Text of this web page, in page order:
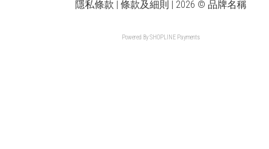
隱私條款 | 條款及細則 | 2026 © 品牌名稱
Powered BySHOPLINE Payments